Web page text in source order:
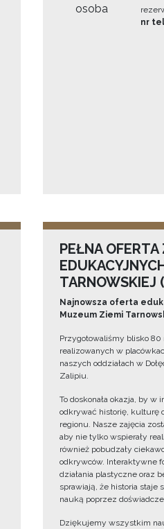
osoba
nr
PEŁNA OFERTA
TARNOWSKIEJ
Najnowsza oferta
Muzeum Ziemi
Przygotowaliśmy blisko
realizowanych w
naszych oddziałach w
Zalipiu.
To doskonała okazja, by w
odkrywać historię, kulturę
regionu. Nasze zajęcia
aby nie tylko wspierały
również pobudzały
odkrywców. Interaktywne
działania plastyczne oraz
sprawiają, że historia staje
nauką poprzez
Dziękujemy wszystkim